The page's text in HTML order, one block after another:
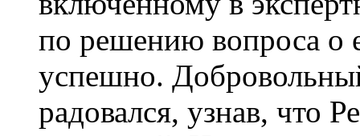
по решению вопроса о
успешно.
радовался, узнав, что